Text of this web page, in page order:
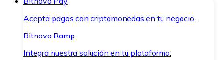
Acepta pagos con criptomonedas en tu negocio.
Bitnovo Ramp
Integra nuestra solución en tu plataforma.